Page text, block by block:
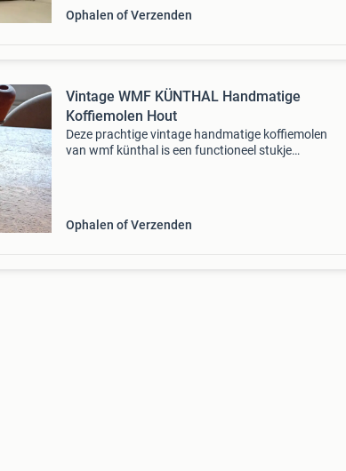
Ophalen of Verzenden
Vintage WMF KÜNTHAL Handmatige
Koffiemolen Hout
Deze prachtige vintage handmatige koffiemolen
van wmf künthal is een functioneel stukje
Ophalen of Verzenden